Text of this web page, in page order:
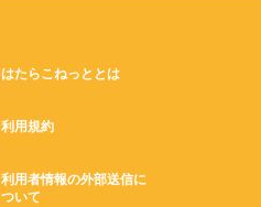
はたらこねっととは
利用規約
利用者情報の外部送信に
ついて